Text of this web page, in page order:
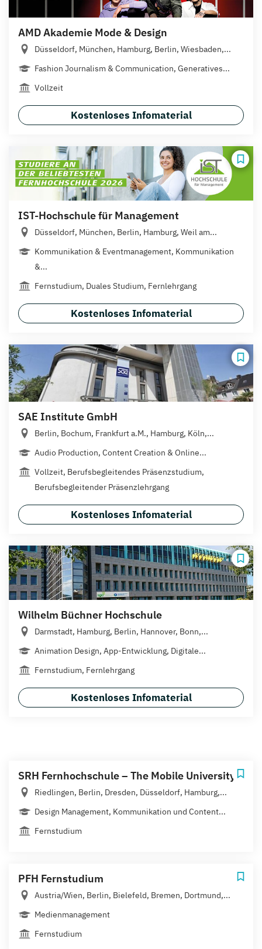
AMD Akademie Mode & Design
Düsseldorf, München, Hamburg, Berlin, Wiesbaden,...
Fashion Journalism & Communication, Generatives...
Vollzeit
Kostenloses Infomaterial
IST-Hochschule für Management
Düsseldorf, München, Berlin, Hamburg, Weil am...
Kommunikation & Eventmanagement, Kommunikation
&...
Fernstudium, Duales Studium, Fernlehrgang
Kostenloses Infomaterial
SAE Institute GmbH
Berlin, Bochum, Frankfurt a.M., Hamburg, Köln,...
Audio Production, Content Creation & Online...
Vollzeit, Berufsbegleitendes Präsenzstudium,
Berufsbegleitender Präsenzlehrgang
Kostenloses Infomaterial
Wilhelm Büchner Hochschule
Darmstadt, Hamburg, Berlin, Hannover, Bonn,...
Animation Design, App-Entwicklung, Digitale...
Fernstudium, Fernlehrgang
Kostenloses Infomaterial
SRH Fernhochschule – The Mobile University
Riedlingen, Berlin, Dresden, Düsseldorf, Hamburg,...
Design Management, Kommunikation und Content...
Fernstudium
PFH Fernstudium
Austria/Wien, Berlin, Bielefeld, Bremen, Dortmund,...
Medienmanagement
Fernstudium